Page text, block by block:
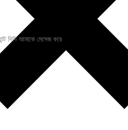
দিদি আমাকে মেসেজ করে